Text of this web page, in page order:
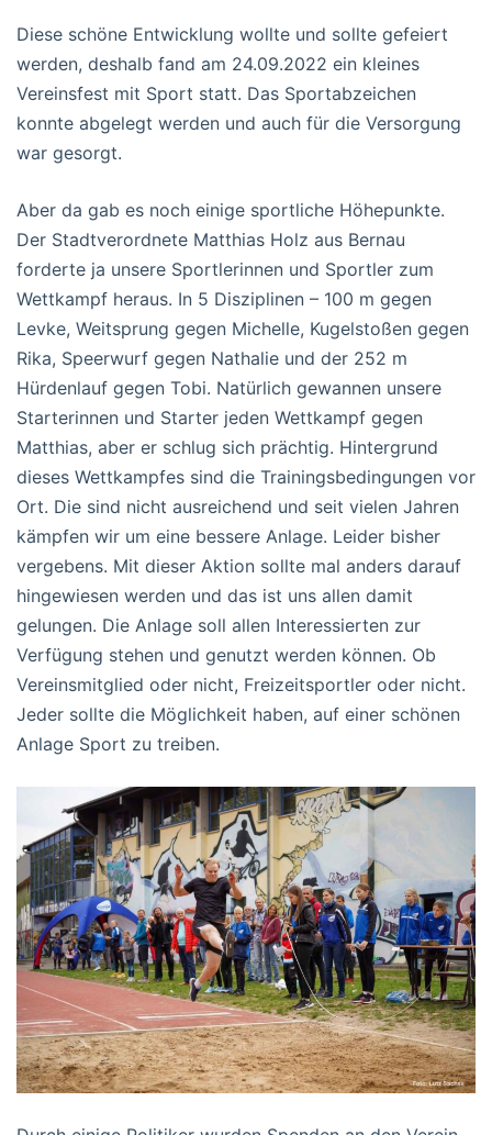
Diese schöne Entwicklung wollte und sollte gefeiert
werden, deshalb fand am 24.09.2022 ein kleines
Vereinsfest mit Sport statt. Das Sportabzeichen
konnte abgelegt werden und auch für die Versorgung
war gesorgt.
Aber da gab es noch einige sportliche Höhepunkte.
Der Stadtverordnete Matthias Holz aus Bernau
forderte ja unsere Sportlerinnen und Sportler zum
Wettkampf heraus. In 5 Disziplinen – 100 m gegen
Levke, Weitsprung gegen Michelle, Kugelstoßen gegen
Rika, Speerwurf gegen Nathalie und der 252 m
Hürdenlauf gegen Tobi. Natürlich gewannen unsere
Starterinnen und Starter jeden Wettkampf gegen
Matthias, aber er schlug sich prächtig. Hintergrund
dieses Wettkampfes sind die Trainingsbedingungen vor
Ort. Die sind nicht ausreichend und seit vielen Jahren
kämpfen wir um eine bessere Anlage. Leider bisher
vergebens. Mit dieser Aktion sollte mal anders darauf
hingewiesen werden und das ist uns allen damit
gelungen. Die Anlage soll allen Interessierten zur
Verfügung stehen und genutzt werden können. Ob
Vereinsmitglied oder nicht, Freizeitsportler oder nicht.
Jeder sollte die Möglichkeit haben, auf einer schönen
Anlage Sport zu treiben.